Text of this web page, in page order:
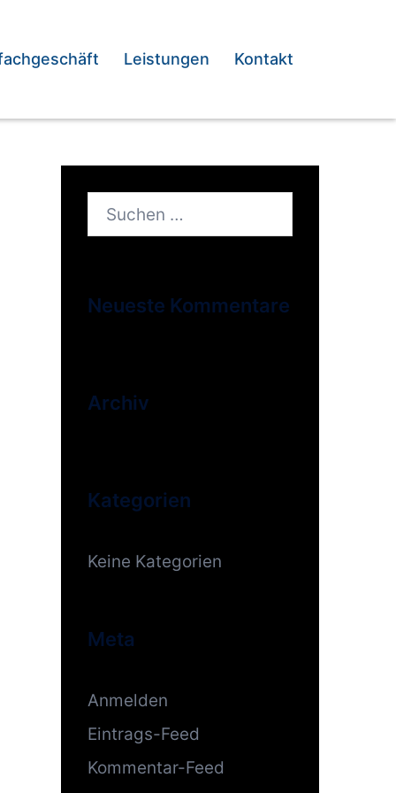
Leistungen Kontakt
Suchen
nach:
Neueste Kommentare
Archiv
Kategorien
Keine Kategorien
Meta
Anmelden
Eintrags-Feed
Kommentar-Feed